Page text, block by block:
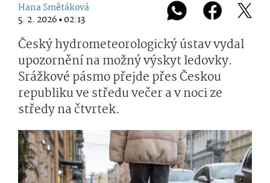
Hana Smětáková
5. 2. 2026 ▪ 02:13
Český hydrometeorologický ústav vydal
upozornění na možný výskyt ledovky.
Srážkové pásmo přejde přes Českou
republiku ve středu večer a v noci ze
středy na čtvrtek.